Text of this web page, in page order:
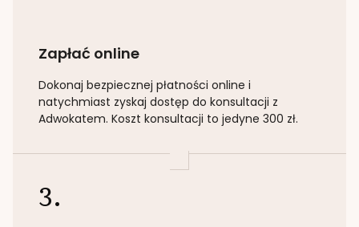
Zapłać online
Dokonaj bezpiecznej płatności online i
natychmiast zyskaj dostęp do konsultacji z
Adwokatem. Koszt konsultacji to jedyne 300 zł.
3.